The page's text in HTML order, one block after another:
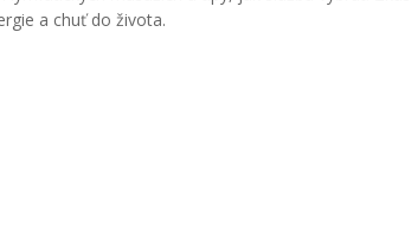
a chuť do života.